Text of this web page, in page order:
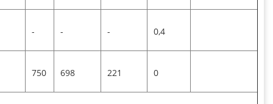
- - - 0,4
750 698 221 0